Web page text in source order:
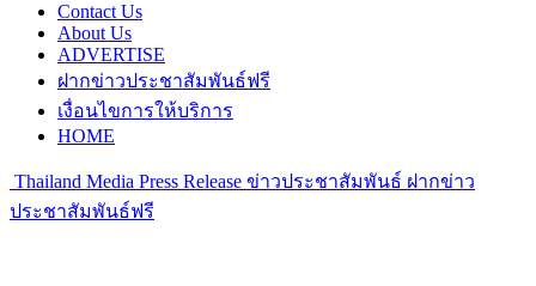
Contact Us
About Us
ADVERTISE
ฝากข่าวประชาสัมพันธ์ฟรี
เงื่อนไขการให้บริการ
HOME
Thailand Media Press Release ข่าวประชาสัมพันธ์ ฝากข่าว
ประชาสัมพันธ์ฟรี